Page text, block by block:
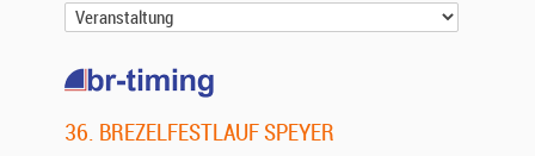
36. BREZELFESTLAUF SPEYER